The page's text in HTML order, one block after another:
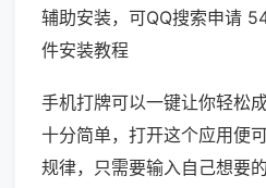
辅助安装，可QQ搜索申请
件安装教程
手机打牌可以一键让你轻松
十分简单，打开这个应用便
规律，只需要输入自己想要